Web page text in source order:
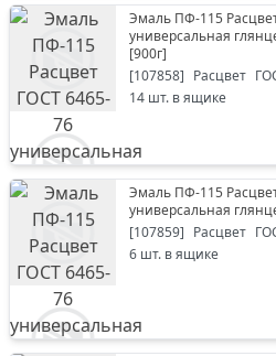
Эмаль ПФ-115
универсальная
[900г]
[107858] Расцвет
14 шт. в ящике
Эмаль ПФ-115
универсальная
[107859] Расцвет
6 шт. в ящике